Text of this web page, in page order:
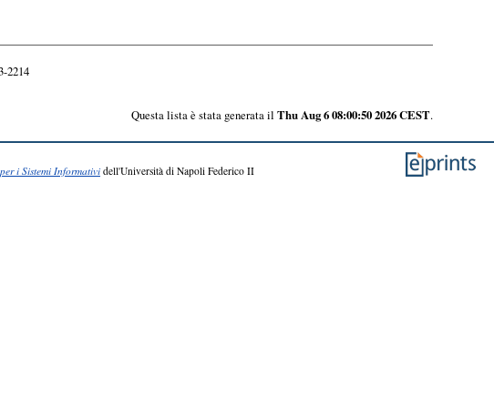
2214
Questa lista è stata generata il Thu Aug 6 08:00:50 2026 CEST.
i Sistemi Informatividell'Università di Napoli Federico II